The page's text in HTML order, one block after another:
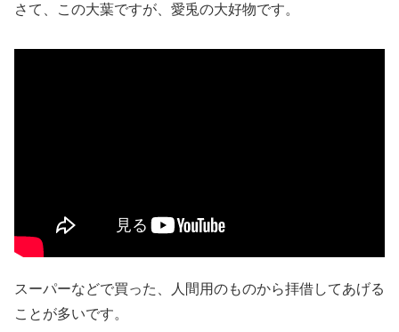
さて、この大葉ですが、愛兎の大好物です。
スーパーなどで買った、人間用のものから拝借してあげる
ことが多いです。